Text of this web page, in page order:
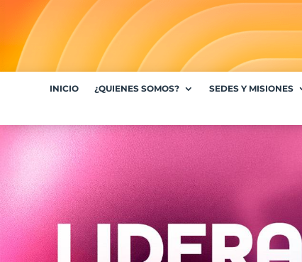
INICIO ¿QUIENES SOMOS? SEDES Y MISIONES